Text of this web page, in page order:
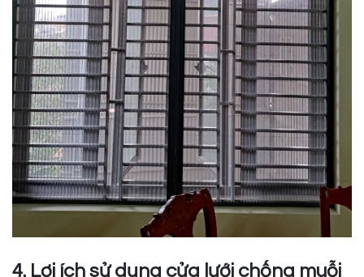
4. Lợi ích sử dụng cửa lưới chống muỗi